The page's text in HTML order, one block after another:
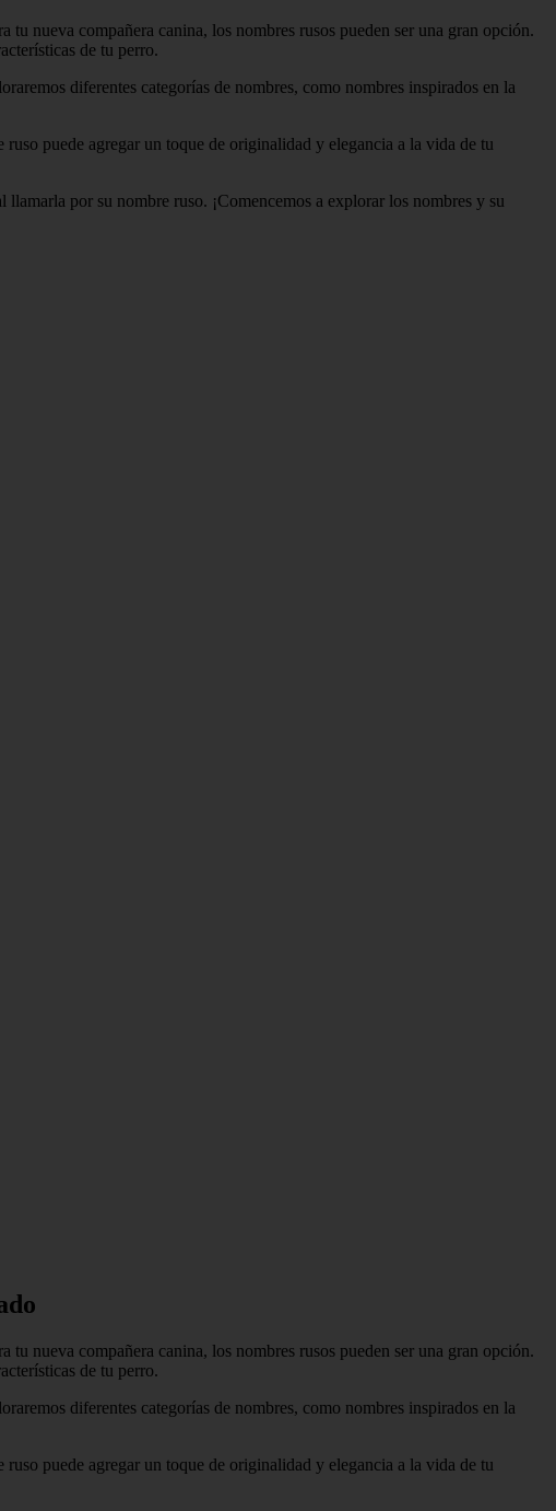
nueva compañera canina, los nombres rusos pueden ser una gran opción.
de tu perro.
diferentes categorías de nombres, como nombres inspirados en la
puede agregar un toque de originalidad y elegancia a la vida de tu
por su nombre ruso. ¡Comencemos a explorar los nombres y su
nueva compañera canina, los nombres rusos pueden ser una gran opción.
de tu perro.
diferentes categorías de nombres, como nombres inspirados en la
puede agregar un toque de originalidad y elegancia a la vida de tu